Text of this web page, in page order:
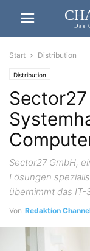
Das
Start Distribution
Distribution
Sector27 GmbH,
Lösungen
übernimmt das IT-
Von Redaktion